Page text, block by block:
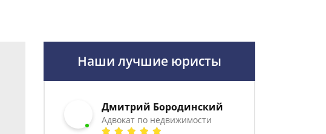
Наши лучшие юристы
Дмитрий Бородинский
Адвокат по недвижимости